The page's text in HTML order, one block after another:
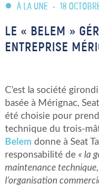
À LA UNE • 18
LE « BELEM »
ENTREPRISE
C’est la société
basée à Mérignac,
été choisie pour
technique du trois-
Belem donne à Seat
responsabilité de « la
maintenance
l’organisation